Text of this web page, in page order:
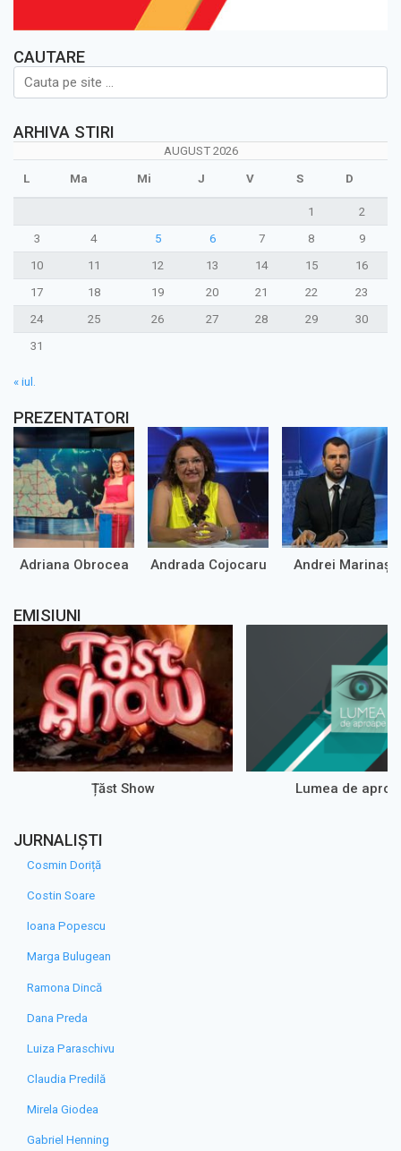
CAUTARE
ARHIVA STIRI
AUGUST 2026
L Ma Mi J V S D
1
2
3
4 5 6 7 8
9
10
11 12 13 14 15
16
17
18 19 20 21 22
23
24
25 26 27 28 29
30
31
« iul.
PREZENTATORI
Adriana Obrocea Andrada Cojocaru Andrei Marinaș
EMISIUNI
Țăst Show Lumea de
JURNALIȘTI
Cosmin Doriță
Costin Soare
Ioana Popescu
Marga Bulugean
Ramona Dincă
Dana Preda
Luiza Paraschivu
Claudia Predilă
Mirela Giodea
Gabriel Henning